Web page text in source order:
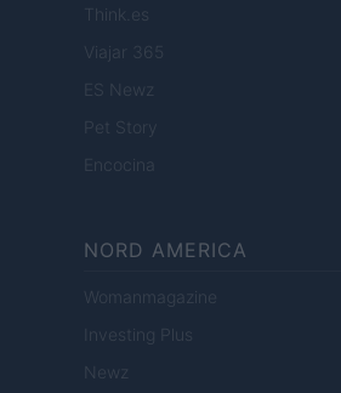
Think.es
Viajar 365
ES Newz
Pet Story
Encocina
NORD AMERICA
Womanmagazine
Investing Plus
Newz